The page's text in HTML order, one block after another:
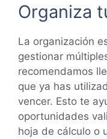
Organiza
La organización
gestionar
recomendamos
que ya has
vencer. Esto te
oportunidades
hoja de cálculo o